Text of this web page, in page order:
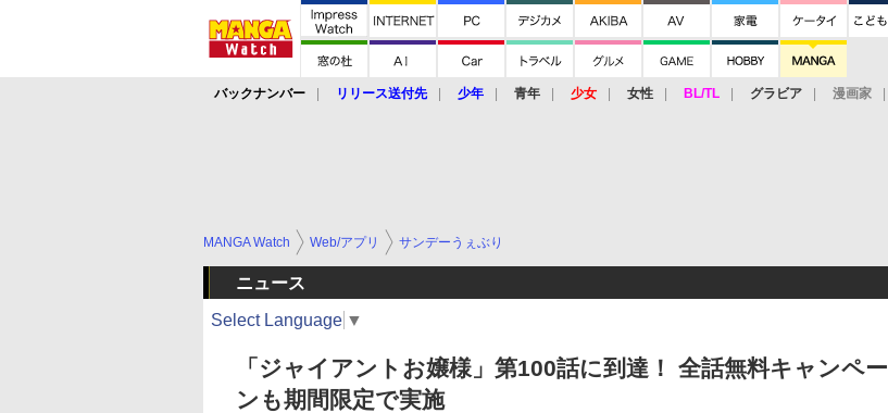
バックナンバー リリース送付先 少年 青年 少女 女性 BL/TL グラビア 漫画家
MANGA Watch Web/アプリ サンデーうぇぶり
ニュース
Select Language ▼
「ジャイアントお嬢様」第100話に到達！ 全話無料キャンペー
ンも期間限定で実施